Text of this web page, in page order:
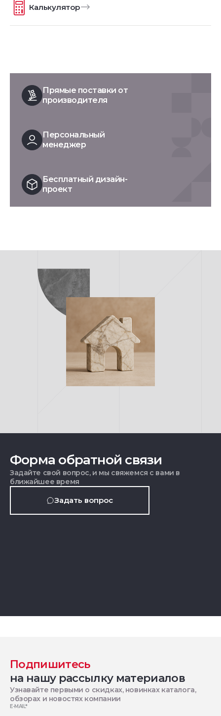
Калькулятор
Прямые поставки от
производителя
Персональный
менеджер
Бесплатный дизайн-
проект
Форма обратной связи
Задайте свой вопрос, и мы свяжемся с вами в
ближайшее время
Задать вопрос
Подпишитесь
на нашу рассылку материалов
Узнавайте первыми о скидках, новинках каталога,
обзорах и новостях компании
E-MAIL*